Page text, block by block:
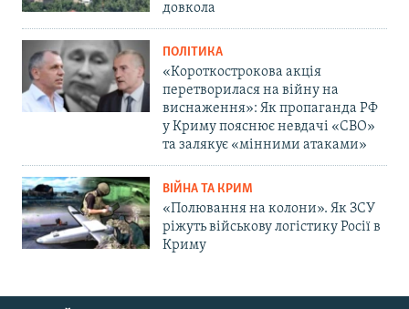
довкола
ПОЛІТИКА
«Короткострокова акція
перетворилася на війну на
виснаження»: Як пропаганда РФ
у Криму пояснює невдачі «СВО»
та залякує «мінними атаками»
ВІЙНА ТА КРИМ
«Полювання на колони». Як ЗСУ
ріжуть військову логістику Росії в
Криму